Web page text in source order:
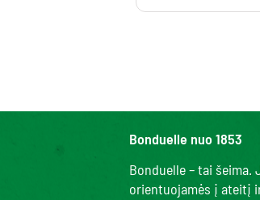
Bonduelle nuo 1853
Bonduelle – tai šeima.
orientuojamės į ateitį